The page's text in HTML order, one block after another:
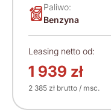
Paliwo:
Benzyna
Leasing netto od:
1 939 zł
2 385 zł brutto / msc.